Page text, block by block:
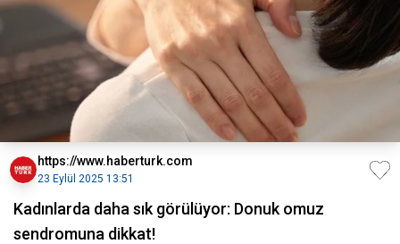
https://www.haberturk.com
23 Eylül 2025 13:51
Kadınlarda daha sık görülüyor: Donuk omuz
sendromuna dikkat!